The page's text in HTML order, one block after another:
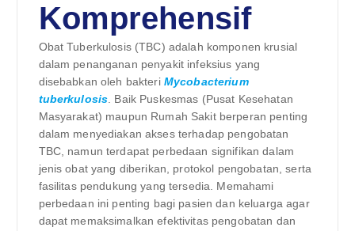
Komprehensif
Obat Tuberkulosis (TBC) adalah komponen krusial
dalam penanganan penyakit infeksius yang
disebabkan oleh bakteri Mycobacterium
tuberkulosis. Baik Puskesmas (Pusat Kesehatan
Masyarakat) maupun Rumah Sakit berperan penting
dalam menyediakan akses terhadap pengobatan
TBC, namun terdapat perbedaan signifikan dalam
jenis obat yang diberikan, protokol pengobatan, serta
fasilitas pendukung yang tersedia. Memahami
perbedaan ini penting bagi pasien dan keluarga agar
dapat memaksimalkan efektivitas pengobatan dan